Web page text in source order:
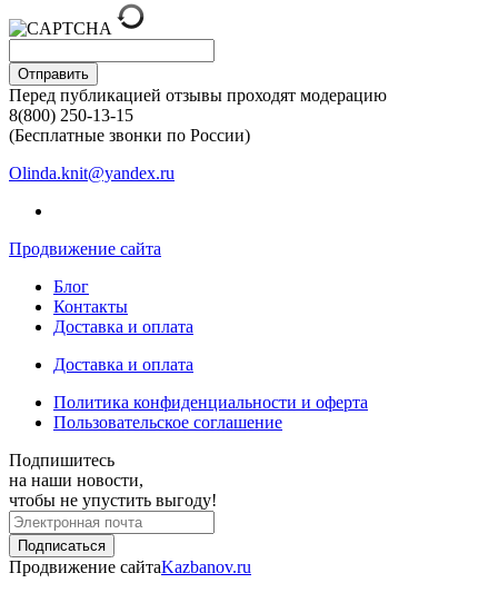
Отправить
Перед публикацией отзывы проходят модерацию
8(800) 250-13-15
(Бесплатные звонки по России)
Olinda.knit@yandex.ru
Продвижение сайта
Блог
Контакты
Доставка и оплата
Доставка и оплата
Политика конфиденциальности и оферта
Пользовательское соглашение
Подпишитесь
на наши новости,
чтобы не упустить выгоду!
Продвижение сайтаKazbanov.ru